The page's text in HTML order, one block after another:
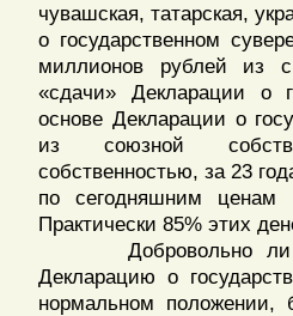
чувашская, татарская,
о государственном
миллионов рублей из
«сдачи» Декларации о
основе Декларации о
из союзной
собственностью, за 23
по сегодняшним ценам
Практически 85% этих
Добровольно ли
Декларацию о
нормальном положении,